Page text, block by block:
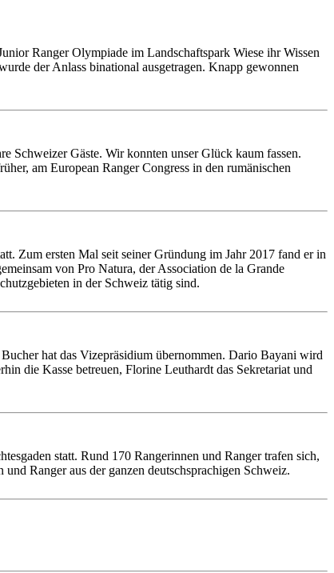
Ranger Olympiade im Landschaftspark Wiese ihr Wissen
der Anlass binational ausgetragen. Knapp gewonnen
Schweizer Gäste. Wir konnten unser Glück kaum fassen.
am European Ranger Congress in den rumänischen
Zum ersten Mal seit seiner Gründung im Jahr 2017 fand er in
von Pro Natura, der Association de la Grande
in der Schweiz tätig sind.
hat das Vizepräsidium übernommen. Dario Bayani wird
die Kasse betreuen, Florine Leuthardt das Sekretariat und
statt. Rund 170 Rangerinnen und Ranger trafen sich,
Ranger aus der ganzen deutschsprachigen Schweiz.